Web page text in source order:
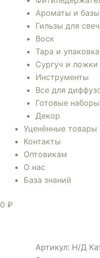
Ароматы и базы
Гильзы для
Воск
Тара и упаковка
Сургуч и ложки
Инструменты
Все для
Готовые наборы
Декор
Уценённые товары
Контакты
Оптовикам
О нас
База знаний
0 ₽
Артикул: Н/Д